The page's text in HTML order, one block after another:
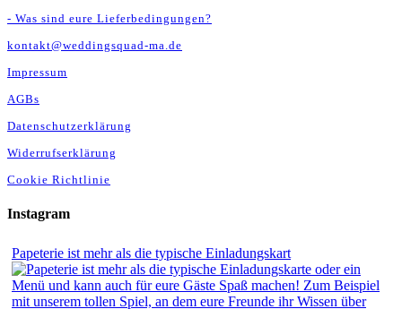
- Was sind eure Lieferbedingungen?
kontakt@weddingsquad-ma.de
Impressum
AGBs
Datenschutzerklärung
Widerrufserklärung
Cookie Richtlinie
Instagram
Papeterie ist mehr als die typische Einladungskart